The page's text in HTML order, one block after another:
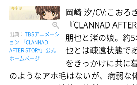
出典： TBSアニメーシ
ョン 「CLANNAD
AFTER STORY」公式
ホームページ
岡崎 汐/CV:こおろ
『CLANNAD
朋也と渚の娘。約
也とは疎遠状態で
をきっかけに共に
のようなアホ毛はないが、病弱な